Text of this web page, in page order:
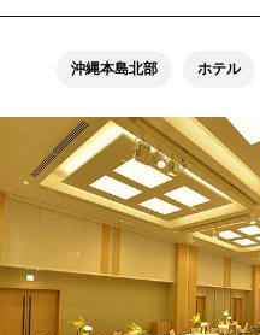
沖縄本島北部 ホテル